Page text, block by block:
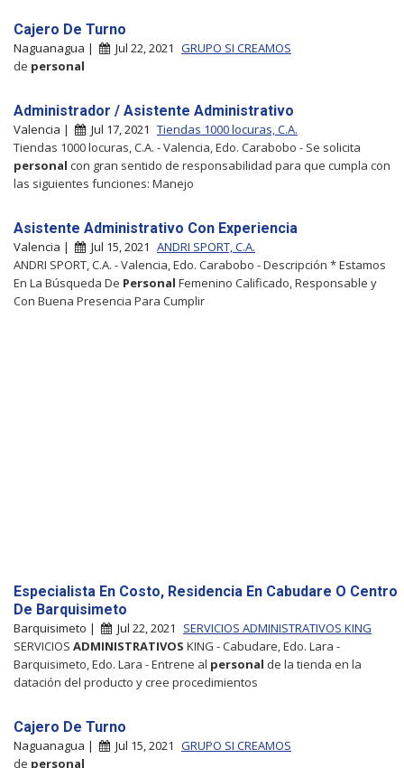
Cajero De Turno
Naguanagua | Jul 22, 2021 GRUPO SI CREAMOS
de personal
Administrador / Asistente Administrativo
Valencia | Jul 17, 2021 Tiendas 1000 locuras, C.A.
Tiendas 1000 locuras, C.A. - Valencia, Edo. Carabobo - Se solicita
personal con gran sentido de responsabilidad para que cumpla con
las siguientes funciones: Manejo
Asistente Administrativo Con Experiencia
Valencia | Jul 15, 2021 ANDRI SPORT, C.A.
ANDRI SPORT, C.A. - Valencia, Edo. Carabobo - Descripción * Estamos
En La Búsqueda De Personal Femenino Calificado, Responsable y
Con Buena Presencia Para Cumplir
Especialista En Costo, Residencia En Cabudare O Centro
De Barquisimeto
Barquisimeto | Jul 22, 2021
SERVICIOS ADMINISTRATIVOS KING
SERVICIOS ADMINISTRATIVOS KING - Cabudare, Edo. Lara -
Barquisimeto, Edo. Lara - Entrene al personal de la tienda en la
datación del producto y cree procedimientos
Cajero De Turno
Naguanagua | Jul 15, 2021 GRUPO SI CREAMOS
de personal